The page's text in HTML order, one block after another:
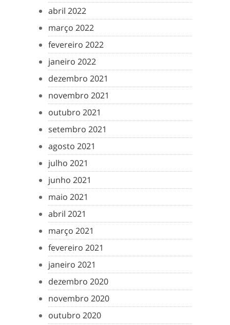
abril 2022
março 2022
fevereiro 2022
janeiro 2022
dezembro 2021
novembro 2021
outubro 2021
setembro 2021
agosto 2021
julho 2021
junho 2021
maio 2021
abril 2021
março 2021
fevereiro 2021
janeiro 2021
dezembro 2020
novembro 2020
outubro 2020